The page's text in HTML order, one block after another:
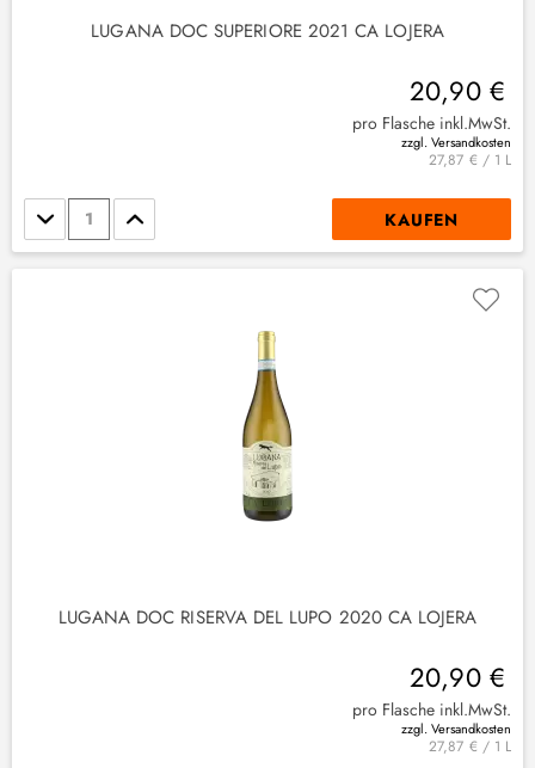
LUGANA DOC SUPERIORE 2021 CA LOJERA
20,90 €
pro Flasche inkl.MwSt.
zzgl. Versandkosten
27,87 € / 1 L
Stückzahl KAUFEN
LUGANA DOC RISERVA DEL LUPO 2020 CA LOJERA
20,90 €
pro Flasche inkl.MwSt.
zzgl. Versandkosten
27,87 € / 1 L